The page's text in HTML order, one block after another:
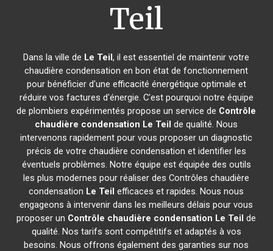
Teil
Dans la ville de Le Teil, il est essentiel de maintenir votre
chaudière condensation en bon état de fonctionnement
pour bénéficier d'une efficacité énergétique optimale et
réduire vos factures d'énergie. C'est pourquoi notre équipe
de plombiers expérimentés propose un service de Contrôle
chaudière condensation Le Teil de qualité. Nous
intervenons rapidement pour vous proposer un diagnostic
précis de votre chaudière condensation et identifier les
éventuels problèmes. Notre équipe est équipée des outils
les plus modernes pour réaliser des Contrôles chaudière
condensation Le Teil efficaces et rapides. Nous nous
engageons à intervenir dans les meilleurs délais pour vous
proposer un Contrôle chaudière condensation Le Teil de
qualité. Nos tarifs sont compétitifs et adaptés à vos
besoins. Nous offrons également des garanties sur nos